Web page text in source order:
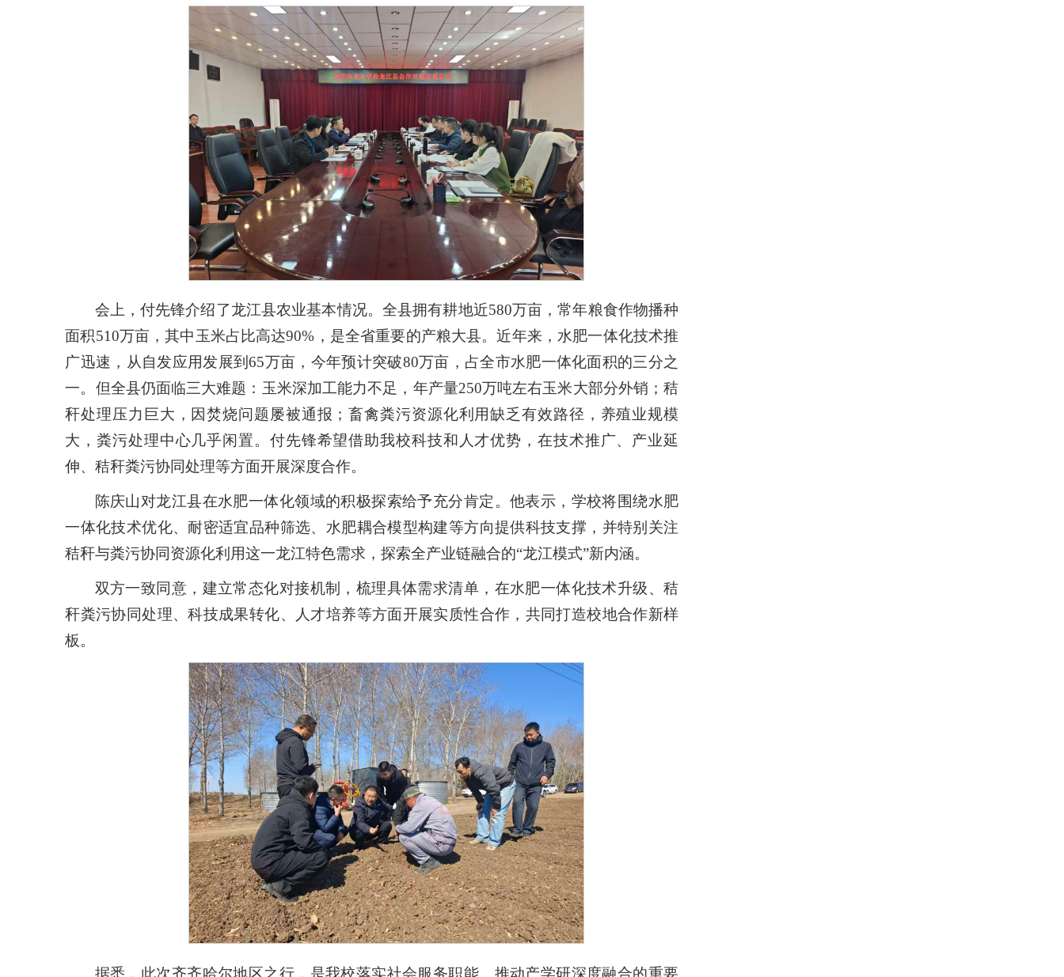
会上，付先锋介绍了龙江县农业基本情况。全县拥有耕地近580万亩，常年粮食作物播种
面积510万亩，其中玉米占比高达90%，是全省重要的产粮大县。近年来，水肥一体化技术推
广迅速，从自发应用发展到65万亩，今年预计突破80万亩，占全市水肥一体化面积的三分之
一。但全县仍面临三大难题：玉米深加工能力不足，年产量250万吨左右玉米大部分外销；秸
秆处理压力巨大，因焚烧问题屡被通报；畜禽粪污资源化利用缺乏有效路径，养殖业规模
大，粪污处理中心几乎闲置。付先锋希望借助我校科技和人才优势，在技术推广、产业延
伸、秸秆粪污协同处理等方面开展深度合作。
陈庆山对龙江县在水肥一体化领域的积极探索给予充分肯定。他表示，学校将围绕水肥
一体化技术优化、耐密适宜品种筛选、水肥耦合模型构建等方向提供科技支撑，并特别关注
秸秆与粪污协同资源化利用这一龙江特色需求，探索全产业链融合的“龙江模式”新内涵。
双方一致同意，建立常态化对接机制，梳理具体需求清单，在水肥一体化技术升级、秸
秆粪污协同处理、科技成果转化、人才培养等方面开展实质性合作，共同打造校地合作新样
板。
据悉，此次齐齐哈尔地区之行，是我校落实社会服务职能、推动产学研深度融合的重要